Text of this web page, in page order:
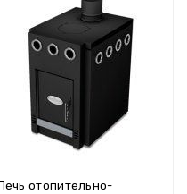
отопительно-